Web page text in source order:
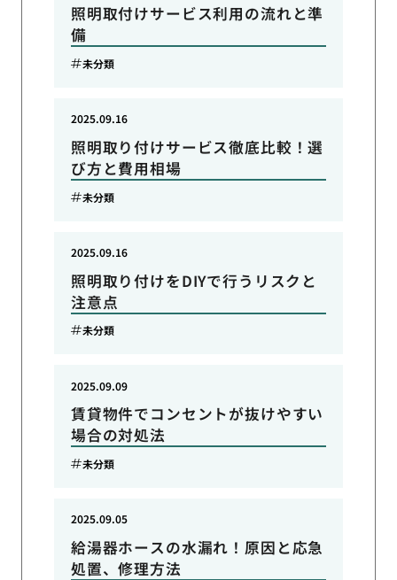
照明取付けサービス利用の流れと準
備
未分類
照明取り付けサービス徹底比較！選
び方と費用相場
2025.09.16
未分類
照明取り付けをDIYで行うリスクと
注意点
2025.09.16
未分類
賃貸物件でコンセントが抜けやすい
場合の対処法
2025.09.09
未分類
給湯器ホースの水漏れ！原因と応急
処置、修理方法
2025.09.05